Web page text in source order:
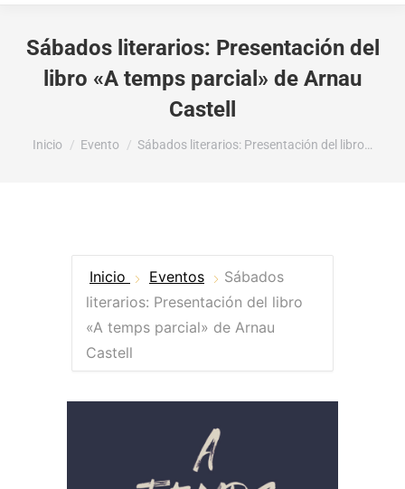
Sábados literarios: Presentación del
libro «A temps parcial» de Arnau
Castell
Estás aquí:
Inicio Evento Sábados literarios: Presentación del libro…
Inicio Eventos
Sábados
literarios: Presentación del libro
«A temps parcial» de Arnau
Castell